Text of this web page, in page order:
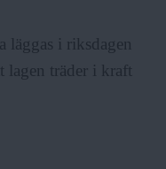
läggas i riksdagen
lagen träder i kraft